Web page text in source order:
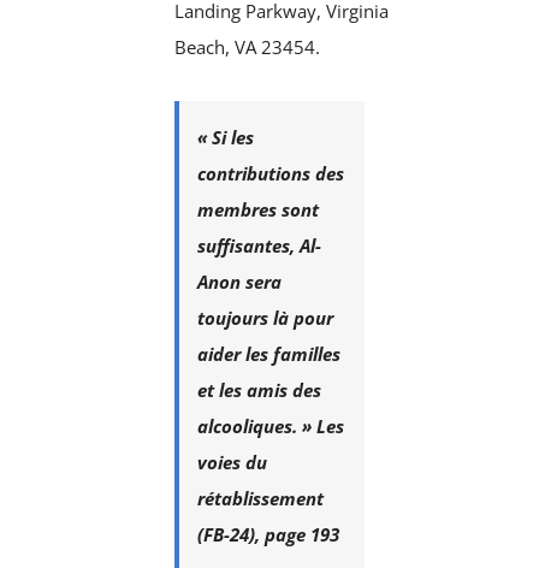
Landing Parkway, Virginia
Beach, VA 23454.
« Si les
contributions des
membres sont
suffisantes, Al-
Anon sera
toujours là pour
aider les familles
et les amis des
alcooliques. » Les
voies du
rétablissement
(FB-24), page 193